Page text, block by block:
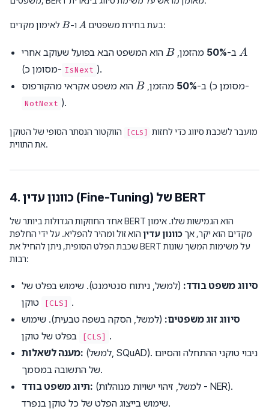
בעת בחירת משפטים
A
A ו-
B
B לאימון מקדים:
ב-50% מהזמן,
B
B הוא המשפט הבא בפועל שעוקב אחרי A
A
(מסומן כ- IsNext ).
ב-50% מהזמן,
B
B הוא משפט אקראי מהקורפוס (מסומן כ-
NotNext ).
[CLS] מועבר לשכבת סיווג כדי לחזות
את התווית.
4. כוונון עדין (Fine-Tuning) של BERT
אחד החוזקות הגדולות ביותר של BERT הוא הגמישות שלו. אימון
מקדים הוא יקר, אךכוונון עדין הוא זול ומהיר להפליא. על ידי החלפת
שכבת הפלט הסופית, ניתן להחיל את BERT על משימות המשך שונות
רבות:
סיווג משפט בודד: (למשל, ניתוח סנטימנט). שימוש בפלט של
[CLS] .
סיווג זוג משפטים: (למשל, הסקה בשפה טבעית). שימוש
[CLS] .
מענה לשאלות: (למשל, SQuAD). ניבוי טוקני ההתחלה והסיום
של התשובה במסמך.
תיוג משפט בודד: (למשל, זיהוי ישויות מנוהלות - NER).
שימוש בייצוג הפלט של כל טוקן בנפרד.